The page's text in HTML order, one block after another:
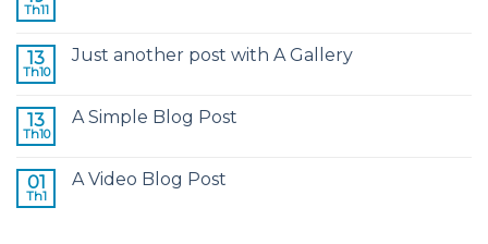
Th11
13
Th10
Just another post with A Gallery
13
Th10
A Simple Blog Post
01
Th1
A Video Blog Post